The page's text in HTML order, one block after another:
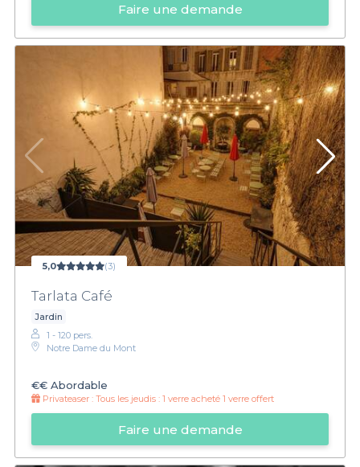
Faire une demande
5,0 (3)
Tarlata Café
Jardin
1 - 120 pers.
Notre Dame du Mont
€€ Abordable
Privateaser : Tous les jeudis : 1 verre acheté 1 verre offert
Faire une demande